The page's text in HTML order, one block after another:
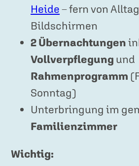
Heide– fern von
Bildschirmen
2 Übernachtungen
Vollverpflegung und
Rahmenprogramm
Sonntag)
Unterbringung im
Familienzimmer
Wichtig: